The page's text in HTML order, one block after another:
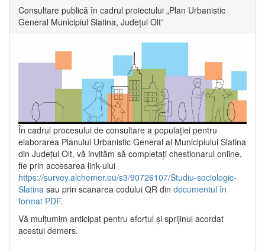
Consultare publică în cadrul proiectului „Plan Urbanistic
General Municipiul Slatina, Județul Olt”
În cadrul procesului de consultare a populaţiei pentru
elaborarea Planului Urbanistic General al Municipiului Slatina
din Județul Olt, vă invităm să completați chestionarul online,
fie prin accesarea link-ului
https://survey.alchemer.eu/s3/90726107/Studiu-sociologic-
Slatina sau prin scanarea codului QR din documentul în
format PDF.
Vă mulţumim anticipat pentru efortul şi sprijinul acordat
acestui demers.